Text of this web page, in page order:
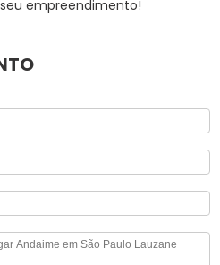
empreendimento!